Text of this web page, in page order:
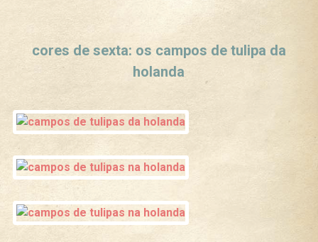
Tweet
cores de sexta: os campos de tulipa da
holanda